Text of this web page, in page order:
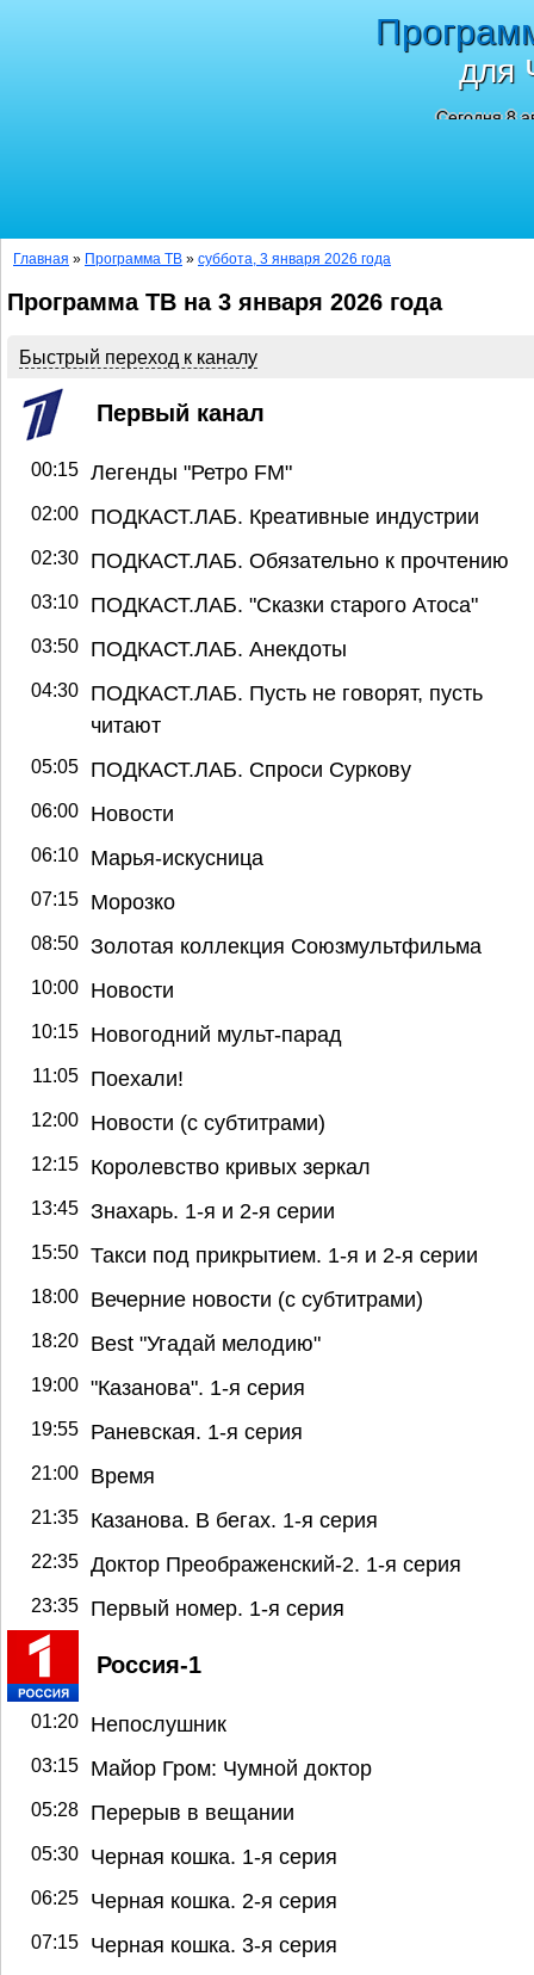
для
Сегодня 8
Главная » Программа ТВ » суббота, 3 января 2026 года
Программа ТВ на 3 января 2026 года
Быстрый переход к каналу
Первый канал
00:15 Легенды "Ретро FM"
02:00 ПОДКАСТ.ЛАБ. Креативные индустрии
02:30 ПОДКАСТ.ЛАБ. Обязательно к прочтению
03:10 ПОДКАСТ.ЛАБ. "Сказки старого Атоса"
03:50 ПОДКАСТ.ЛАБ. Анекдоты
04:30
ПОДКАСТ.ЛАБ. Пусть не говорят, пусть
читают
05:05 ПОДКАСТ.ЛАБ. Спроси Суркову
06:00 Новости
06:10 Марья-искусница
07:15 Морозко
08:50 Золотая коллекция Союзмультфильма
10:00 Новости
10:15 Новогодний мульт-парад
11:05 Поехали!
12:00 Новости (с субтитрами)
12:15 Королевство кривых зеркал
13:45 Знахарь. 1-я и 2-я серии
15:50 Такси под прикрытием. 1-я и 2-я серии
18:00 Вечерние новости (с субтитрами)
18:20 Best "Угадай мелодию"
19:00 "Казанова". 1-я серия
19:55 Раневская. 1-я серия
21:00 Время
21:35 Казанова. В бегах. 1-я серия
22:35 Доктор Преображенский-2. 1-я серия
23:35 Первый номер. 1-я серия
Россия-1
01:20 Непослушник
03:15 Майор Гром: Чумной доктор
05:28 Перерыв в вещании
05:30 Черная кошка. 1-я серия
06:25 Черная кошка. 2-я серия
07:15 Черная кошка. 3-я серия